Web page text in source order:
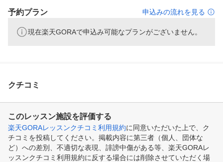
予約プラン 申込みの流れを見る
現在楽天GORAで申込み可能なプランがございません。
クチコミ
このレッスン施設を評価する
楽天GORAレッスンクチコミ利用規約に同意いただいた上で、ク
チコミを投稿してください。掲載内容に第三者（個人、団体な
ど）への差別、不適切な表現、誹謗中傷がある等、楽天GORAレ
ッスンクチコミ利用規約に反する場合には削除させていただく場